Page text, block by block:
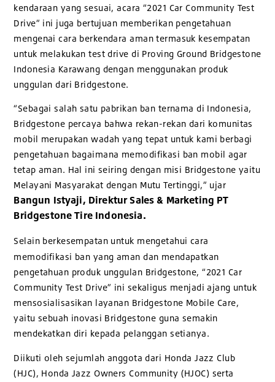
kendaraan yang sesuai, acara “2021 Car Community Test
Drive” ini juga bertujuan memberikan pengetahuan
mengenai cara berkendara aman termasuk kesempatan
untuk melakukan test drive di Proving Ground Bridgestone
Indonesia Karawang dengan menggunakan produk
unggulan dari Bridgestone.
“Sebagai salah satu pabrikan ban ternama di Indonesia,
Bridgestone percaya bahwa rekan-rekan dari komunitas
mobil merupakan wadah yang tepat untuk kami berbagi
pengetahuan bagaimana memodifikasi ban mobil agar
tetap aman. Hal ini seiring dengan misi Bridgestone yaitu
Melayani Masyarakat dengan Mutu Tertinggi,” ujar
Bangun Istyaji, Direktur Sales & Marketing PT
Bridgestone Tire Indonesia.
Selain berkesempatan untuk mengetahui cara
memodifikasi ban yang aman dan mendapatkan
pengetahuan produk unggulan Bridgestone, “2021 Car
Community Test Drive” ini sekaligus menjadi ajang untuk
mensosialisasikan layanan Bridgestone Mobile Care,
yaitu sebuah inovasi Bridgestone guna semakin
mendekatkan diri kepada pelanggan setianya.
Diikuti oleh sejumlah anggota dari Honda Jazz Club
(HJC), Honda Jazz Owners Community (HJOC) serta